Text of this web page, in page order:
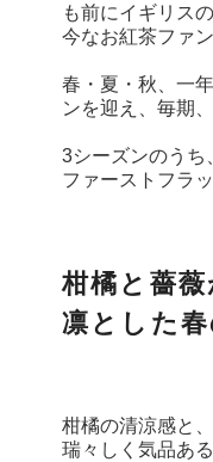
も前にイギリス
今なお紅茶ファ
春・夏・秋、一
ンを迎え、毎期
3シーズンのうち
ファーストフラ
柑橘と薔薇
凛とした
柑橘の清涼感と
瑞々しく気品ある